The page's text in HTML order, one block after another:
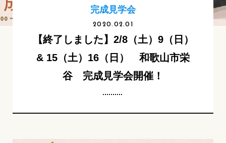
完成見学会
2020.02.01
【終了しました】2/8（土）9（日）
& 15（土）16（日） 和歌山市栄
谷 完成見学会開催！